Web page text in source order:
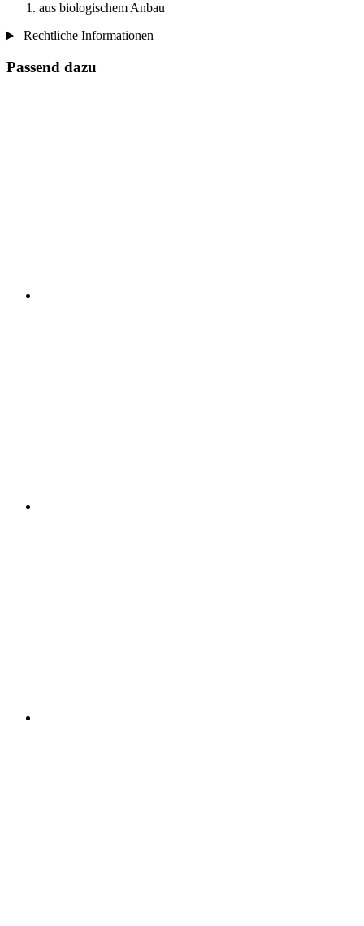
aus biologischem Anbau
Rechtliche Informationen
Passend dazu